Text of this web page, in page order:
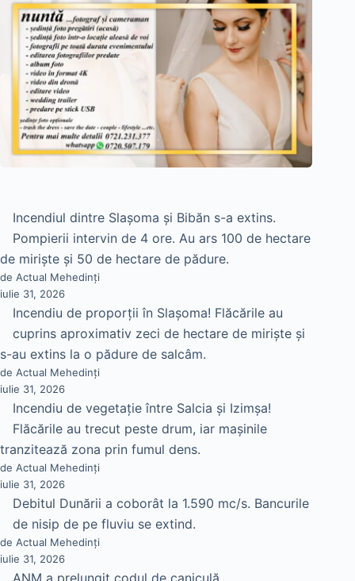
Incendiul dintre Slașoma și Bibăn s-a extins.
Pompierii intervin de 4 ore. Au ars 100 de hectare
de miriște și 50 de hectare de pădure.
de Actual Mehedinți
iulie 31, 2026
Incendiu de proporții în Slașoma! Flăcările au
cuprins aproximativ zeci de hectare de miriște și
s-au extins la o pădure de salcâm.
de Actual Mehedinți
iulie 31, 2026
Incendiu de vegetație între Salcia și Izimșa!
Flăcările au trecut peste drum, iar mașinile
tranzitează zona prin fumul dens.
de Actual Mehedinți
iulie 31, 2026
Debitul Dunării a coborât la 1.590 mc/s. Bancurile
de nisip de pe fluviu se extind.
de Actual Mehedinți
iulie 31, 2026